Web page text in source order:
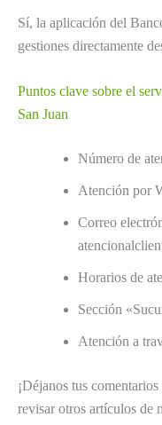
Sí, la aplicación del
gestiones directamente
Puntos clave sobre el
San Juan
Número de
Atención por
Correo
Horarios de
Sección
Atención a
¡Déjanos tus
revisar otros artículos de